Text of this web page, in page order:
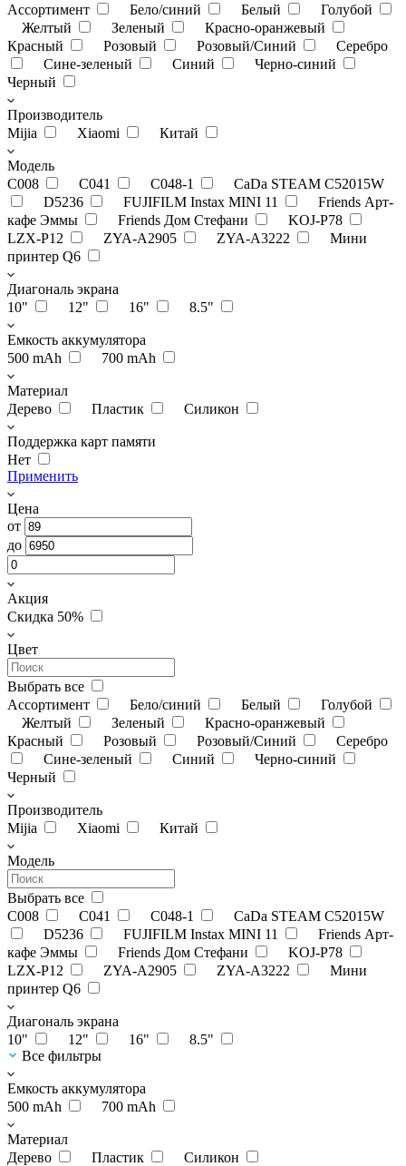
Ассортимент
Бело/синий Белый
Голубой
Желтый
Зеленый
Красно-оранжевый
Красный
Розовый Розовый/Синий
Серебро
Сине-зеленый
Синий
Черно-синий
Черный
Производитель
Mijia
Xiaomi Китай
Модель
C008
C041 C048-1
CaDa STEAM C52015W
D5236
FUJIFILM Instax MINI 11
Friends Арт-
кафе Эммы
Friends Дом Стефани
KOJ-P78
LZX-P12
ZYA-A2905 ZYA-A3222
Мини
принтер Q6
Диагональ экрана
10"
12" 16" 8.5"
Емкость аккумулятора
500 mAh
700 mAh
Материал
Дерево
Пластик Силикон
Поддержка карт памяти
Нет
Применить
Цена
от
до
Акция
Скидка 50%
Цвет
Выбрать все
Ассортимент
Бело/синий Белый
Голубой
Желтый
Зеленый
Красно-оранжевый
Красный
Розовый Розовый/Синий
Серебро
Сине-зеленый
Синий
Черно-синий
Черный
Производитель
Mijia
Xiaomi Китай
Модель
Выбрать все
C008
C041 C048-1
CaDa STEAM C52015W
D5236
FUJIFILM Instax MINI 11
Friends Арт-
кафе Эммы
Friends Дом Стефани
KOJ-P78
LZX-P12
ZYA-A2905 ZYA-A3222
Мини
принтер Q6
Диагональ экрана
10"
12" 16"
8.5"
Все фильтры
Емкость аккумулятора
500 mAh
700 mAh
Материал
Дерево
Пластик Силикон